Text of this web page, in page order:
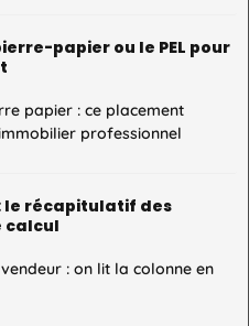
papier ou le PEL pour
papier : ce placement
professionnel
le récapitulatif des
calcul
: on lit la colonne en